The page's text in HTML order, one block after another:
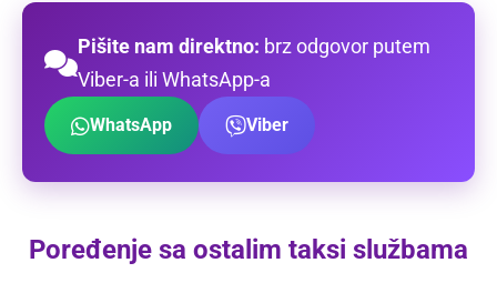
Pišite nam direktno: brz odgovor putem
Viber-a ili WhatsApp-a
WhatsApp Viber
Poređenje sa ostalim taksi službama